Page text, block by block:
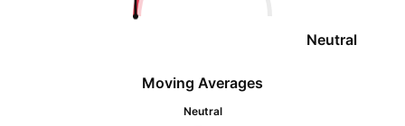
Neutral
Moving Averages
Neutral